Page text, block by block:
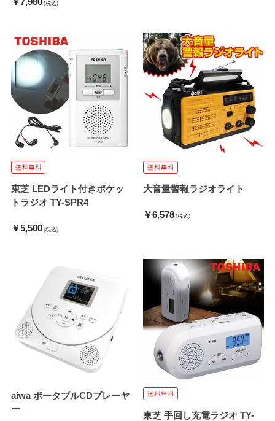
(税込)
東芝 LEDライト付きポケッ
トラジオ TY-SPR4
￥5,500 (税込)
大音量警報ラジオライト
￥6,578 (税込)
aiwa ポータブルCDプレーヤ
ー
東芝 手回し充電ラジオ TY-